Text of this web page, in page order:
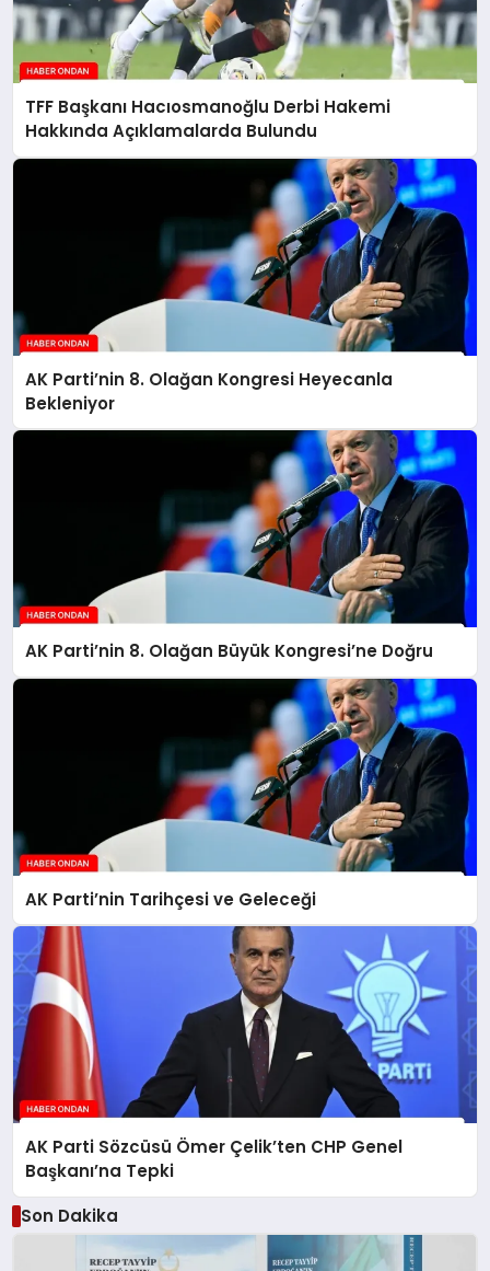
TFF Başkanı Hacıosmanoğlu Derbi Hakemi
Hakkında Açıklamalarda Bulundu
AK Parti’nin 8. Olağan Kongresi Heyecanla
Bekleniyor
AK Parti’nin 8. Olağan Büyük Kongresi’ne Doğru
AK Parti’nin Tarihçesi ve Geleceği
AK Parti Sözcüsü Ömer Çelik’ten CHP Genel
Başkanı’na Tepki
Son Dakika